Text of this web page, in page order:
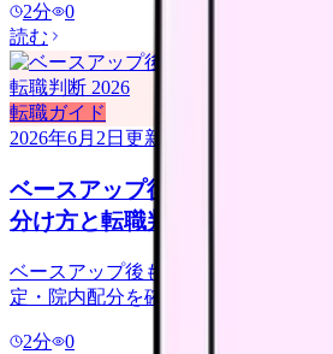
2分
0
読む
転職ガイド
2026年6月2日 更新
ベースアップ後も給料が低い
分け方と転職判断 2026
ベースアップ後も給料が低い時は、
定・院内配分を確認し、改善しない
2分
0